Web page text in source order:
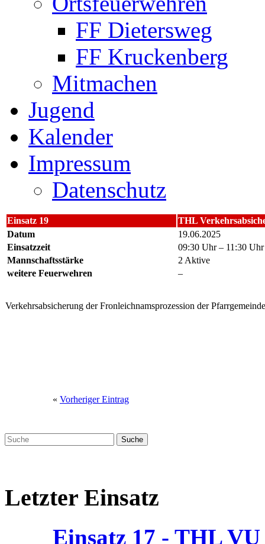
FF Dietersweg
FF Kruckenberg
Mitmachen
Jugend
Kalender
Impressum
Datenschutz
Einsatz 19
THL
Datum
19.06.2025
Einsatzzeit
09:30 Uhr – 11:30 Uhr
Mannschaftsstärke
2 Aktive
weitere Feuerwehren
–
Verkehrsabsicherung der Fronleichnamsprozession der Pfarrgemeinde
« Vorheriger Eintrag
Letzter Einsatz
Einsatz 17 - THL